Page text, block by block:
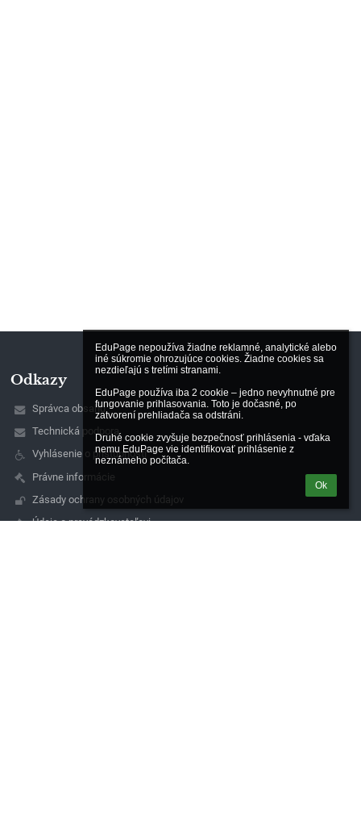
EduPage nepoužíva žiadne reklamné, analytické alebo
iné súkromie ohrozujúce cookies. Žiadne cookies sa
nezdieľajú s tretími stranami.
EduPage používa iba 2 cookie – jedno nevyhnutné pre
fungovanie prihlasovania. Toto je dočasné, po
zatvorení prehliadača sa odstráni.
Druhé cookie zvyšuje bezpečnosť prihlásenia - vďaka
nemu EduPage vie identifikovať prihlásenie z
neznámeho počítača.
Ok
Odkazy
Správca obsahu
Technická podpora
Vyhlásenie o prístupnosti
Právne informácie
Zásady ochrany osobných údajov
Údaje o prevádzkovateľovi